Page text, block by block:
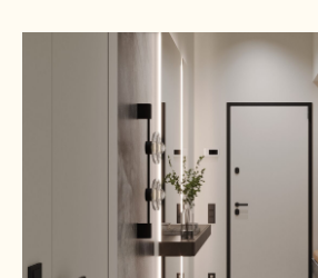
Москва,
Золоторожский Вал, дом
ЗАПИСАТЬСЯ НА КОНСУЛЬТАЦИЮ